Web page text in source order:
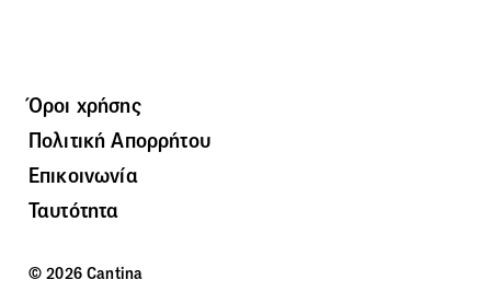
Όροι χρήσης
Πολιτική Απορρήτου
Επικοινωνία
Ταυτότητα
© 2026 Cantina